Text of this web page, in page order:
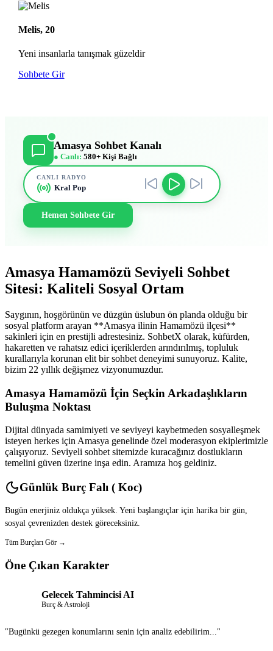
Melis, 20
Yeni insanlarla tanışmak güzeldir
Sohbete Gir
Amasya Sohbet Kanalı
● Canlı: 580+ Kişi Bağlı
CANLI RADYO
Kral Pop
Hemen Sohbete Gir
Amasya Hamamözü Seviyeli Sohbet
Sitesi: Kaliteli Sosyal Ortam
Saygının, hoşgörünün ve düzgün üslubun ön planda olduğu bir
sosyal platform arayan **Amasya ilinin Hamamözü ilçesi**
sakinleri için en prestijli adrestesiniz. SohbetX olarak, küfürden,
hakaretten ve rahatsız edici içeriklerden arındırılmış, topluluk
kurallarıyla korunan elit bir sohbet deneyimi sunuyoruz. Kalite,
bizim 22 yıllık değişmez vizyonumuzdur.
Amasya Hamamözü İçin Seçkin Arkadaşlıkların
Buluşma Noktası
Dijital dünyada samimiyeti ve seviyeyi kaybetmeden sosyalleşmek
isteyen herkes için Amasya genelinde özel moderasyon ekiplerimizle
çalışıyoruz. Seviyeli sohbet sitemizde kuracağınız dostlukların
temelini güven üzerine inşa edin. Aramıza hoş geldiniz.
Günlük Burç Falı ( Koc)
Bugün enerjiniz oldukça yüksek. Yeni başlangıçlar için harika bir gün,
sosyal çevrenizden destek göreceksiniz.
Tüm Burçları Gör →
Öne Çıkan Karakter
Gelecek Tahmincisi AI
Burç & Astroloji
"Bugünkü gezegen konumlarını senin için analiz edebilirim..."